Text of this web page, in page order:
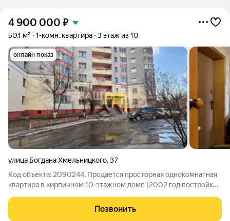
4 900 000 ₽
50,1 м² 1-комн. квартира 3 этаж из 10
онлайн показ
улица Богдана Хмельницкого,37
Код объекта: 2090244. Продаётся просторная однокомнатная
квартира в кирпичном 10-этажном доме (2002 год постройки).
Третий этаж, не угловая. Преимущества: - Кухня 15 м можно
организовать
Позвонить